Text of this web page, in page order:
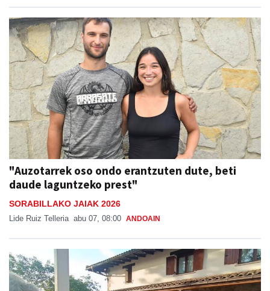
"Auzotarrek oso ondo erantzuten dute, beti
daude laguntzeko prest"
SORABILLAKO JAIAK 2026
Lide Ruiz Telleria abu 07, 08:00 ANDOAIN